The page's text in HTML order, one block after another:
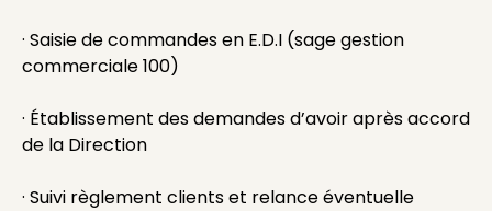
· Saisie de commandes en E.D.I (sage gestion
commerciale 100)
· Établissement des demandes d’avoir après accord
de la Direction
· Suivi règlement clients et relance éventuelle